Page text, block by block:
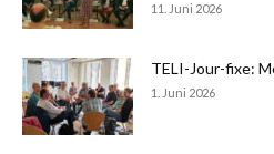
11. Juni 2026
TELI-Jour-fixe:
1. Juni 2026